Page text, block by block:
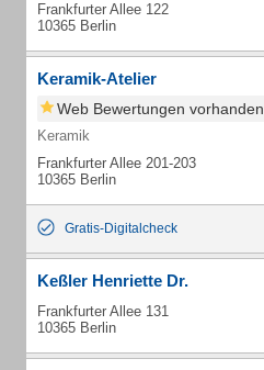
Frankfurter Allee 122
10365 Berlin
Keramik-Atelier
Web Bewertungen vorhanden
Keramik
Frankfurter Allee 201-203
10365 Berlin
Gratis-Digitalcheck
Keßler Henriette Dr.
Frankfurter Allee 131
10365 Berlin